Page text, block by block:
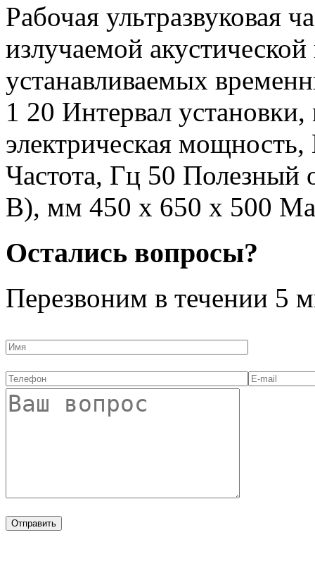
Рабочая ультразвуковая
излучаемой
устанавливаемых
1 20 Интервал
электрическая
Частота, Гц 50
В), мм 450 х 650 х 500
Остались вопросы?
Перезвоним в течении 5